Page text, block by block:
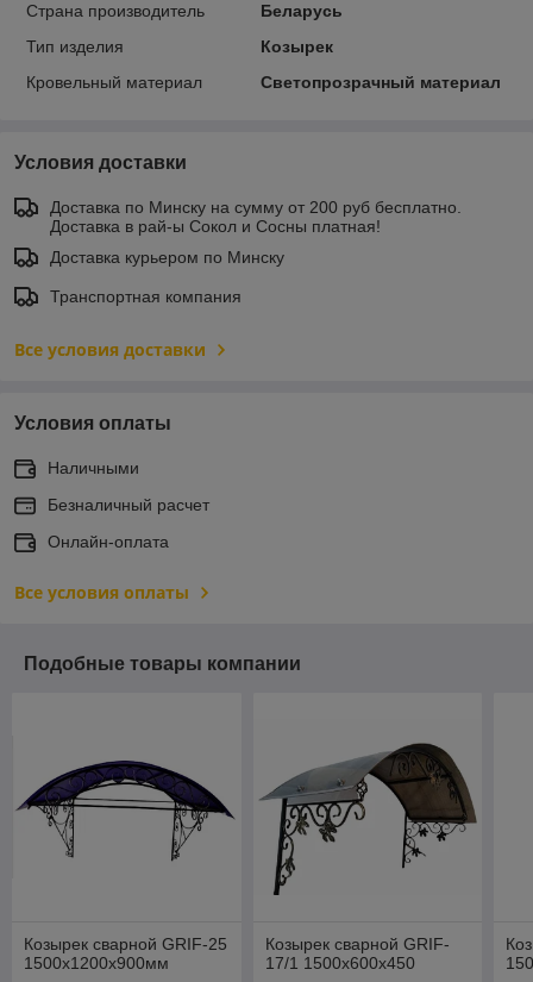
Страна производитель
Беларусь
Тип изделия
Козырек
Кровельный материал
Светопрозрачный материал
Условия доставки
Доставка по Минску на сумму от 200 руб бесплатно.
Доставка в рай-ы Сокол и Сосны платная!
Доставка курьером по Минску
Транспортная компания
Все условия доставки
Условия оплаты
Наличными
Безналичный расчет
Онлайн-оплата
Все условия оплаты
Подобные товары компании
Козырек сварной GRIF-25
1500х1200х900мм
Козырек сварной GRIF-
17/1 1500х600х450